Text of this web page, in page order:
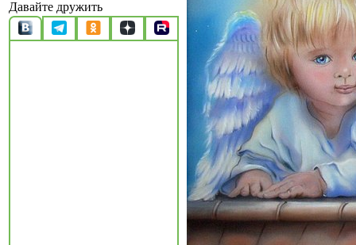
Давайте дружить